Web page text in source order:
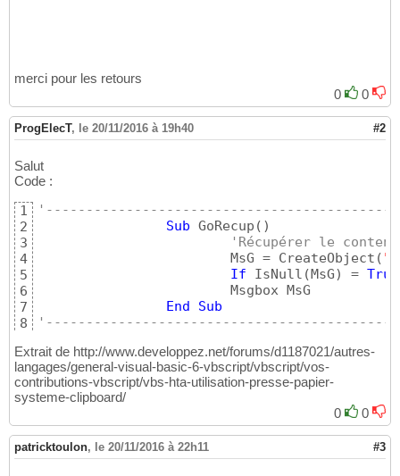
merci pour les retours
0
0
ProgElecT, le 20/11/2016 à 19h40 #2
Salut
Code :
1
2
3
4
5
6
7
8
Sub GoRecup ( )
'Récupérer le
			MsG = CreateObject
(
If IsNull ( MsG) = True
End
Sub
Extrait de http://www.developpez.net/forums/d1187021/autres-
langages/general-visual-basic-6-vbscript/vbscript/vos-
contributions-vbscript/vbs-hta-utilisation-presse-papier-
systeme-clipboard/
0
0
patricktoulon, le 20/11/2016 à 22h11 #3